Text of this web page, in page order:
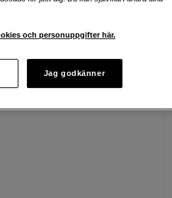
expertrådgivning
Se fler tillbehör
och personuppgifter här.
Jag godkänner